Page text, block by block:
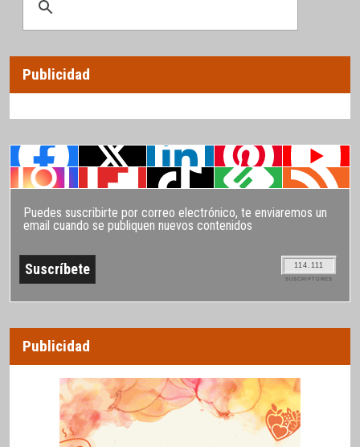
Publicidad
Puedes suscribirte por correo electrónico, te enviaremos un
email cuando se publiquen nuevos contenidos
114.111
SUSCRIPTORES
Publicidad